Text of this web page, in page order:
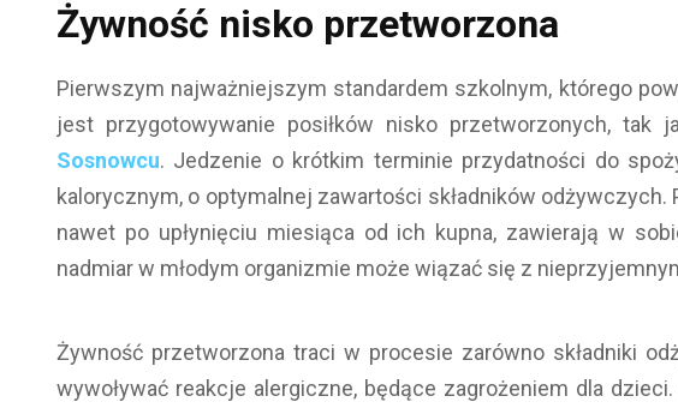
Żywność nisko przetworzona
Pierwszym najważniejszym standardem szkolnym, którego
jest przygotowywanie posiłków nisko przetworzonych, tak
Sosnowcu. Jedzenie o krótkim terminie przydatności do
kalorycznym, o optymalnej zawartości składników odżywczych.
nawet po upłynięciu miesiąca od ich kupna, zawierają w
nadmiar w młodym organizmie może wiązać się z
Żywność przetworzona traci w procesie zarówno składniki
wywoływać reakcje alergiczne, będące zagrożeniem dla